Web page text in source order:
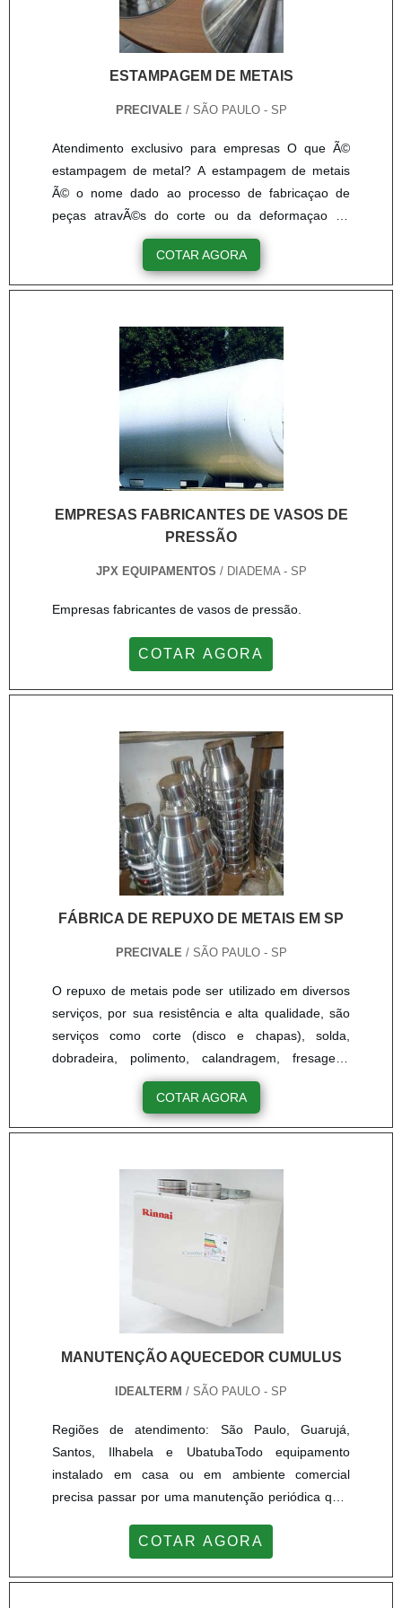
ESTAMPAGEM DE METAIS
PRECIVALE/ SÃO PAULO - SP
Atendimento exclusivo para empresas O que Ã©
estampagem de metal? A estampagem de metais
Ã© o nome dado ao processo de fabricaçao de
peças atravÃ©s do corte ou da deformaçao de
chapas em metal. A estampagem Ã© o principal
processo de fabricaçao de placas em metal de
maneira personlizada, de acordo com a
Corte; - Dobramento e encurvamento; -
Estampagem profunda ou repuxo; O processo de
estampagem de chapas A estampagem de metais
Ã© conheci.
COTAR AGORA
EMPRESAS FABRICANTES DE VASOS DE
PRESSÃO
JPX EQUIPAMENTOS / DIADEMA - SP
Empresas fabricantes de vasos de pressão.
COTAR AGORA
FÁBRICA DE REPUXO DE METAIS EM SP
PRECIVALE/ SÃO PAULO - SP
O repuxo de metais pode ser utilizado em diversos
serviços, por sua resistência e alta qualidade, são
serviços como corte (disco e chapas), solda,
dobradeira, polimento, calandragem, fresagem,
modelação – ferro e madeira, recozimento (forno),
estampagem, frisadeira, usinagem, repuxação e
metalúrgica em geral. Para ter um serviço de alta
o melhor é contatar diretamente uma fábrica de
repuxo de metais em SP.SAIBA MAIS SOBRE O
SERVIÇO DE REPUXO.
COTAR AGORA
MANUTENÇÃO AQUECEDOR CUMULUS
IDEALTERM / SÃO PAULO - SP
Regiões de atendimento: São Paulo, Guarujá,
Santos, Ilhabela e UbatubaTodo equipamento
instalado em casa ou em ambiente comercial
precisa passar por uma manutenção periódica que,
aparelho. A manutenção aquecedor Cumulus é,
deve ser feita por profissionais especializados e
COTAR AGORA